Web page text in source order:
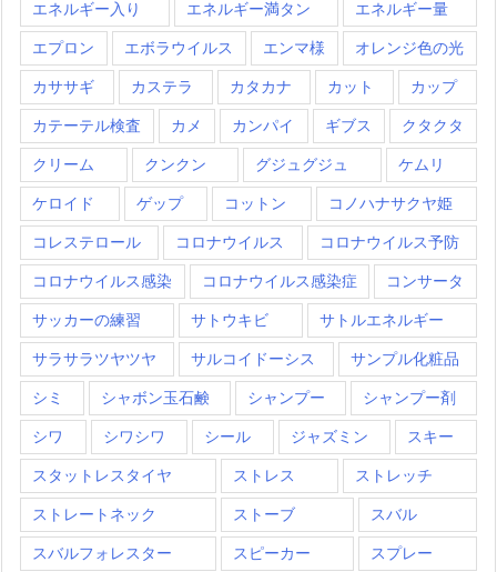
エネルギー入り エネルギー満タン エネルギー量
エプロン エボラウイルス エンマ様 オレンジ色の光
カササギ カステラ カタカナ カット カップ
カテーテル検査 カメ カンパイ ギブス クタクタ
クリーム クンクン グジュグジュ ケムリ
ケロイド ゲップ コットン コノハナサクヤ姫
コレステロール コロナウイルス コロナウイルス予防
コロナウイルス感染 コロナウイルス感染症 コンサータ
サッカーの練習 サトウキビ サトルエネルギー
サラサラツヤツヤ サルコイドーシス サンプル化粧品
シミ シャボン玉石鹸 シャンプー シャンプー剤
シワ シワシワ シール ジャズミン スキー
スタットレスタイヤ ストレス ストレッチ
ストレートネック ストーブ スバル
スバルフォレスター スピーカー スプレー